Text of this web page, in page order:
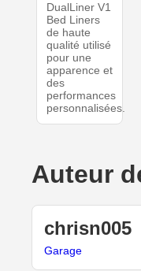
DualLiner V1
Bed Liners
de haute
qualité utilisé
pour une
apparence et
des
performances
personnalisées.
Auteur
chrisn005
Garage